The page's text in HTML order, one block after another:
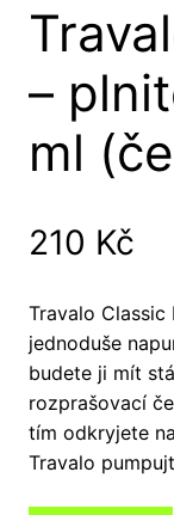
–
ml
210 Kč
Travalo
jednoduše
budete ji mít
rozprašovací
tím odkryjete
Travalo